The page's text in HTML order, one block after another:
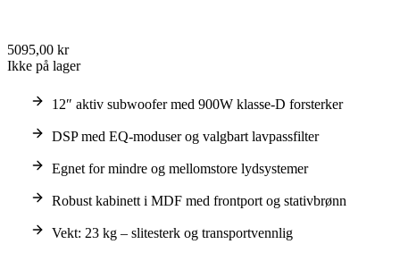
5095,00 kr
Ikke på lager
12″ aktiv subwoofer med 900W klasse-D forsterker
DSP med EQ-moduser og valgbart lavpassfilter
Egnet for mindre og mellomstore lydsystemer
Robust kabinett i MDF med frontport og stativbrønn
Vekt: 23 kg – slitesterk og transportvennlig